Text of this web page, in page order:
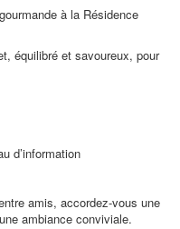
à la Résidence
équilibré et savoureux, pour
d’information
amis, accordez-vous une
ambiance conviviale.